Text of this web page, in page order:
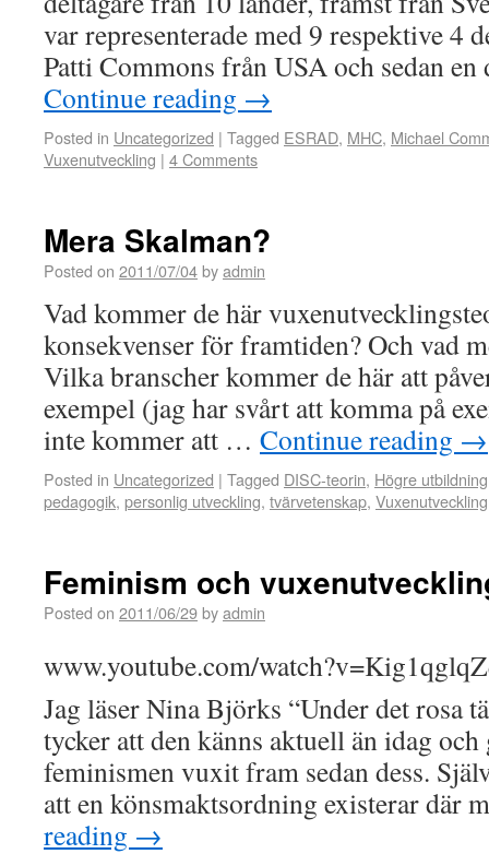
var representerade med 9 respektive 4
Patti Commons från USA och sedan
Continue reading →
Posted in Uncategorized | Tagged ESRAD, MHC, Michael
Vuxenutveckling | 4 Comments
Mera Skalman?
Posted on 2011/07/04byadmin
Vad kommer de här
konsekvenser för framtiden? Och vad
Vilka branscher kommer de här att
exempel (jag har svårt att komma på
inte kommer att … Continue reading →
Posted in Uncategorized | Tagged DISC-teorin, Högre utbildning
pedagogik, personlig utveckling, tvärvetenskap, Vuxenutveckling
Feminism och
Posted on 2011/06/29byadmin
www.youtube.com/
Jag läser Nina Björks “Under det rosa
tycker att den känns aktuell än idag
feminismen vuxit fram sedan dess.
att en könsmaktsordning existerar där
reading →